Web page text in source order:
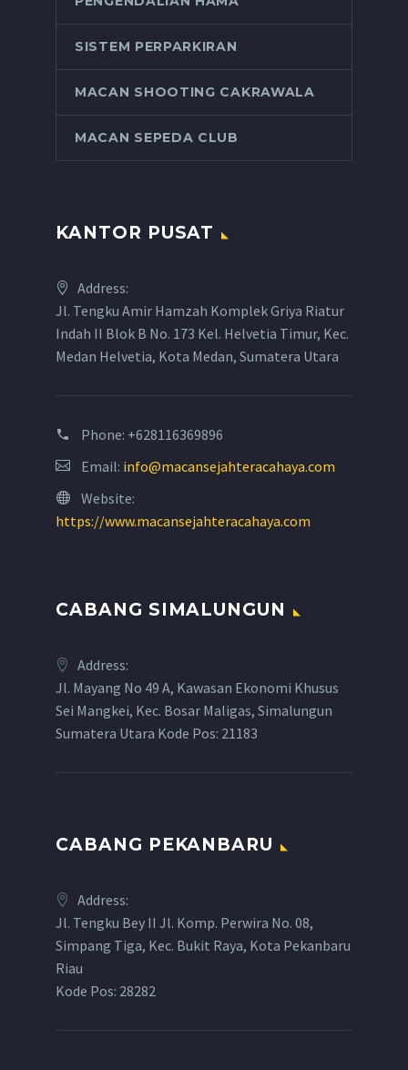
SISTEM PERPARKIRAN
MACAN SHOOTING CAKRAWALA
MACAN SEPEDA CLUB
KANTOR PUSAT
Address:
Jl. Tengku Amir Hamzah Komplek Griya Riatur
Indah II Blok B No. 173 Kel. Helvetia Timur, Kec.
Medan Helvetia, Kota Medan, Sumatera Utara
Phone: +628116369896
Email: info@macansejahteracahaya.com
Website:
https://www.macansejahteracahaya.com
CABANG SIMALUNGUN
Address:
Jl. Mayang No 49 A, Kawasan Ekonomi Khusus
Sei Mangkei, Kec. Bosar Maligas, Simalungun
Sumatera Utara Kode Pos: 21183
CABANG PEKANBARU
Address:
Jl. Tengku Bey II Jl. Komp. Perwira No. 08,
Simpang Tiga, Kec. Bukit Raya, Kota Pekanbaru
Riau
Kode Pos: 28282